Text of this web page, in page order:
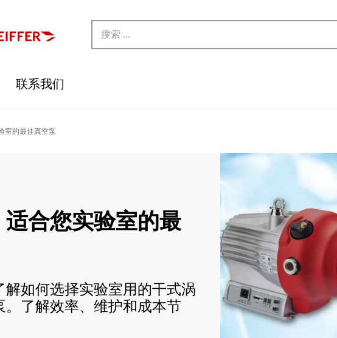
联系我们
室的最佳真空泵
合您实验室的最
如何选择实验室用的干式涡
了解效率、维护和成本节